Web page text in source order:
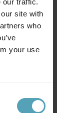
our traffic.
site with
who
your use